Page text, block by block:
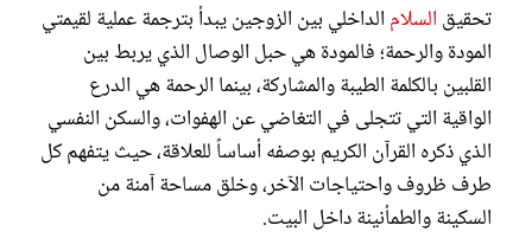
تحقيق السلام الداخلي بين الزوجين يبدأ بترجمة عملية لقيمتي
المودة والرحمة؛ فالمودة هي حبل الوصال الذي يربط بين
القلبين بالكلمة الطيبة والمشاركة، بينما الرحمة هي الدرع
الواقية التي تتجلى في التغاضي عن الهفوات، والسكن النفسي
الذي ذكره القرآن الكريم بوصفه أساساً للعلاقة، حيث يتفهم كل
طرف ظروف واحتياجات الآخر، وخلق مساحة آمنة من
السكينة والطمأنينة داخل البيت.